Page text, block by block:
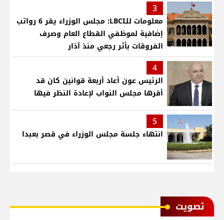
3
معلومات للـLBCI: مجلس الوزراء يقر 6 رواتب
إضافية لموظفي القطاع العام وصرف
الفروقات بأثر رجعي منذ آذار
4
الرئيس عون أعاد أربعة قوانين كان قد
أقرها مجلس النواب لإعادة النظر فيها
5
انتهاء جلسة مجلس الوزراء في قصر بعبدا
ﺗﺼﻮﻳﺖ